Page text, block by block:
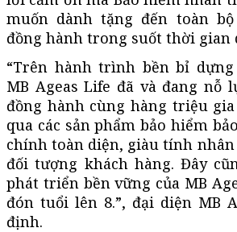
muốn dành tặng đến toàn
đồng hành trong suốt thời gian
“Trên hành trình bền bỉ
MB Ageas Life đã và đang nỗ
đồng hành cùng hàng triệu
qua các sản phẩm bảo hiểm
chính toàn diện, giàu tính nhân
đối tượng khách hàng. Đây
phát triển bền vững của MB
đón tuổi lên 8.”, đại diện MB
định.